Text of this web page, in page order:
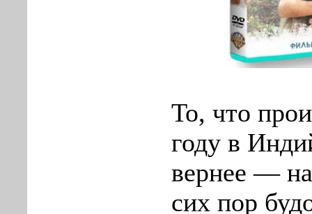
То, что
году в
вернее — на
сих пор